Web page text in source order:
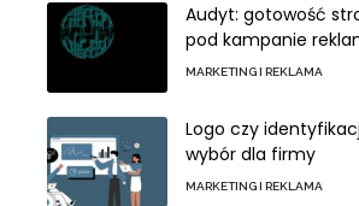
Audyt: gotowość
pod kampanie
MARKETING I REKLAMA
Logo czy
wybór dla firmy
MARKETING I REKLAMA